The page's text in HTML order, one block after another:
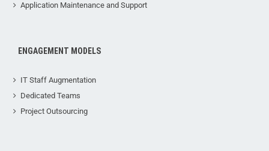
Application Maintenance and Support
ENGAGEMENT MODELS
IT Staff Augmentation
Dedicated Teams
Project Outsourcing